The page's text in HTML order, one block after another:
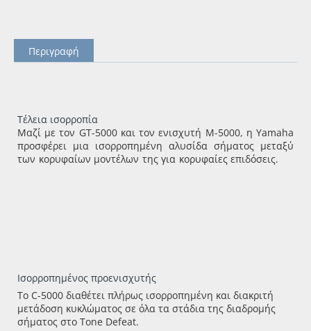
Περιγραφή
Τέλεια ισορροπία
Μαζί με τον GT-5000 και τον ενισχυτή M-5000, η Yamaha
προσφέρει μια ισορροπημένη αλυσίδα σήματος μεταξύ
των κορυφαίων μοντέλων της για κορυφαίες επιδόσεις.
Ισορροπημένος προενισχυτής
Το C-5000 διαθέτει πλήρως ισορροπημένη και διακριτή
μετάδοση κυκλώματος σε όλα τα στάδια της διαδρομής
σήματος στο Tone Defeat.